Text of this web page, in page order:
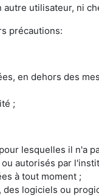
utilisateur, ni
précautions:
en dehors des
;
lesquelles il n'a
autorisés par
à tout moment ;
logiciels ou